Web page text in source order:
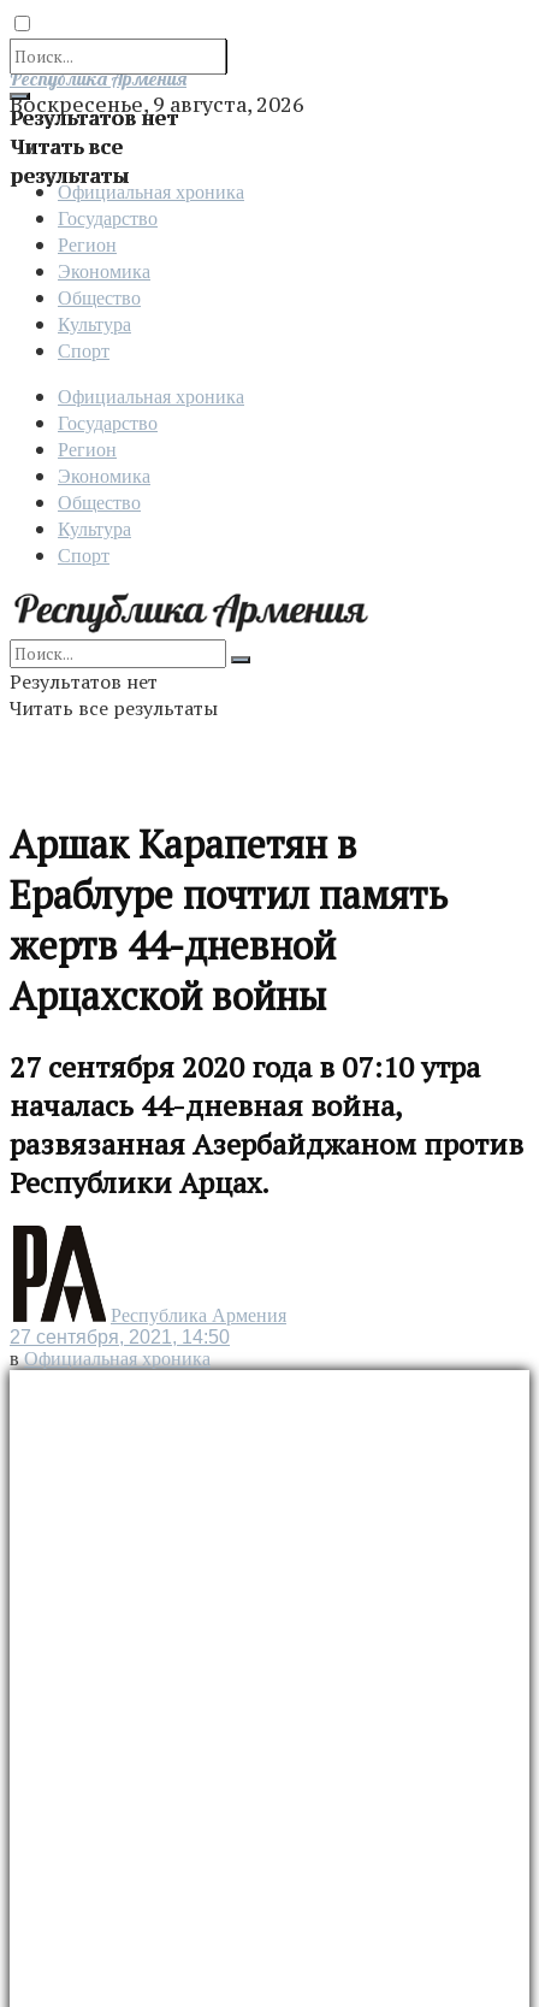
Результатов нет
Читать все
результаты
Отправить
Республика Армения
Воскресенье, 9 августа, 2026
Официальная хроника
Государство
Регион
Экономика
Общество
Культура
Спорт
Официальная хроника
Государство
Регион
Экономика
Общество
Культура
Спорт
Результатов нет
Читать все результаты
Аршак Карапетян в
Ераблуре почтил память
жертв 44-дневной
Арцахской войны
27 сентября 2020 года в 07:10 утра
началась 44-дневная война,
развязанная Азербайджаном против
Республики Арцах.
Республика Армения
27 сентября, 2021, 14:50
в Официальная хроника